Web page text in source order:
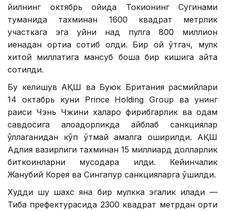
йилнинг октябрь ойида Токионинг Сугинами
туманида тахминан 1600 квадрат метрлик
участкага эга уйни нақд пулга 800 миллион
иенадан ортиққа сотиб олди. Бир ой ўтгач, мулк
хитой миллатига мансуб бошқа бир кишига қайта
сотилди.
Бу келишув АҚШ ва Буюк Британия расмийлари
14 октабрь куни Prince Holding Group ва унинг
раиси Чэнь Чжини халқаро фирибгарлик ва одам
савдосига алоқадорликда айблаб санкциялар
қўллаганидан кўп ўтмай амалга оширилди. АҚШ
Адлия вазирлиги тахминан 15 миллиард долларлик
биткоинларни мусодара қилди. Кейинчалик
Жанубий Корея ва Сингапур санкцияларга қўшилди.
Худди шу шахс яна бир мулкка эгалик қилади —
Тиба префектурасида 2300 квадрат метрдан ортиқ